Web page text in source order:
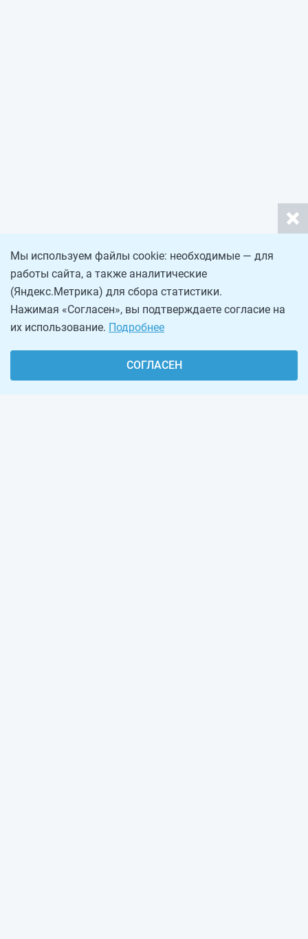
Мы используем файлы cookie: необходимые — для
работы сайта, а также аналитические
(Яндекс.Метрика) для сбора статистики.
Нажимая «Согласен», вы подтверждаете согласие на
их использование. Подробнее
СОГЛАСЕН